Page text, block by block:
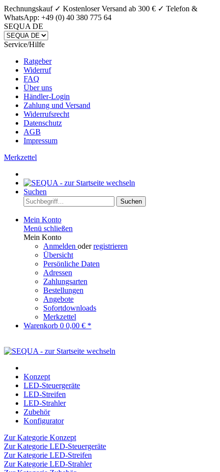
Rechnungskauf ✓ Kostenloser Versand ab 300 € ✓ Telefon &
WhatsApp: +49 (0) 40 380 775 64
SEQUA DE
Service/Hilfe
Ratgeber
Widerruf
FAQ
Über uns
Händler-Login
Zahlung und Versand
Widerrufsrecht
Datenschutz
AGB
Impressum
Merkzettel
Suchen
Suchen
Mein Konto
Menü schließen
Mein Konto
Anmelden oderregistrieren
Übersicht
Persönliche Daten
Adressen
Zahlungsarten
Bestellungen
Angebote
Sofortdownloads
Merkzettel
Warenkorb 0 0,00 € *
Konzept
LED-Steuergeräte
LED-Streifen
LED-Strahler
Zubehör
Konfigurator
Zur Kategorie Konzept
Zur Kategorie LED-Steuergeräte
Zur Kategorie LED-Streifen
Zur Kategorie LED-Strahler